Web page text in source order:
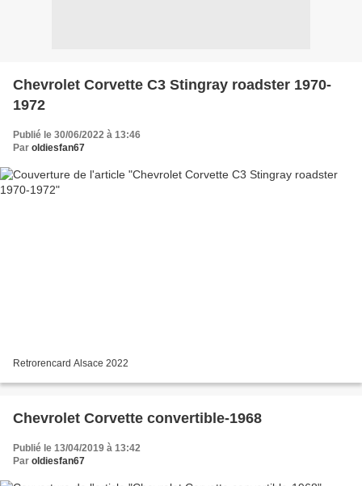
Chevrolet Corvette C3 Stingray roadster 1970-
1972
Publié le 30/06/2022 à 13:46
Par oldiesfan67
Retrorencard Alsace 2022
Chevrolet Corvette convertible-1968
Publié le 13/04/2019 à 13:42
Par oldiesfan67